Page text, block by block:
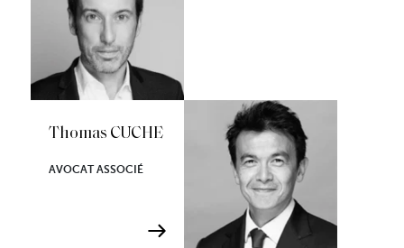
Thomas CUCHE
AVOCAT ASSOCIÉ